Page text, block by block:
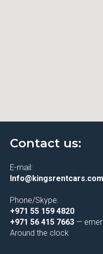
Contact us:
E-mail:
Info@kingsrentcars.com
Phone/Skype:
+971 55 159 4820
+971 56 415 7663 —
Around the clock